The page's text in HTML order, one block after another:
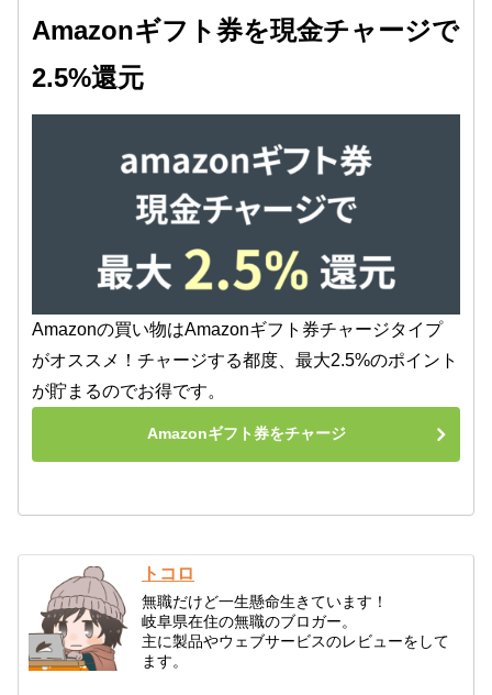
Amazonギフト券を現金チャージで
2.5%還元
Amazonの買い物はAmazonギフト券チャージタイプ
がオススメ！チャージする都度、最大2.5%のポイント
が貯まるのでお得です。
Amazonギフト券をチャージ
トコロ
無職だけど一生懸命生きています！
岐阜県在住の無職のブロガー。
主に製品やウェブサービスのレビューをして
ます。